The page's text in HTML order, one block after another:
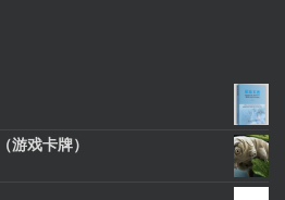
游戏卡牌）